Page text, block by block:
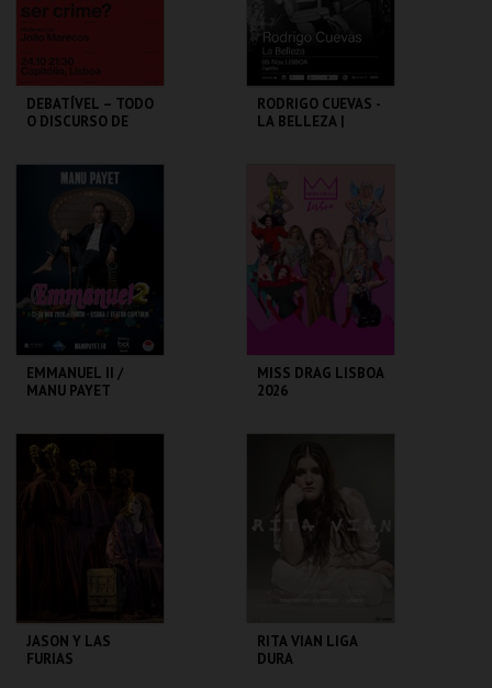
COMPRAR COMPRAR
DEBATÍVEL – TODO
O DISCURSO DE
CAPITÓLIO.
MAIS INFO
COMPRAR
RODRIGO CUEVAS -
LA BELLEZA |
CAPITÓLIO.
MAIS INFO
COMPRAR
EMMANUEL II /
MANU PAYET
CAPITÓLIO.
COMPRAR
MISS DRAG LISBOA
2026
MAIS INFO
COMPRAR
JASON Y LAS
FURIAS
RITA VIAN LIGA
DURA